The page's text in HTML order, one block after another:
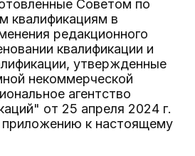
Советом по
квалификациям в
редакционного
квалификации и
утвержденные
некоммерческой
агентство
от 25 апреля 2024 г.
приложению к настоящему